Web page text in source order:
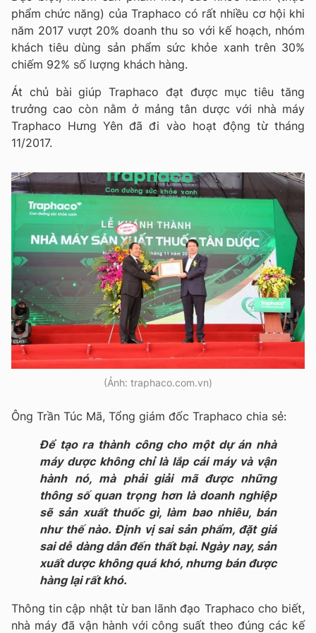
phẩm chức năng) của Traphaco có rất nhiều cơ hội khi
năm 2017 vượt 20% doanh thu so với kế hoạch, nhóm
khách tiêu dùng sản phẩm sức khỏe xanh trên 30%
chiếm 92% số lượng khách hàng.
Át chủ bài giúp Traphaco đạt được mục tiêu tăng
trưởng cao còn nằm ở mảng tân dược với nhà máy
Traphaco Hưng Yên đã đi vào hoạt động từ tháng
11/2017.
(Ảnh: traphaco.com.vn)
Ông Trần Túc Mã, Tổng giám đốc Traphaco chia sẻ:
Để tạo ra thành công cho một dự án nhà
máy dược không chỉ là lắp cái máy và vận
hành nó, mà phải giải mã được những
thông số quan trọng hơn là doanh nghiệp
sẽ sản xuất thuốc gì, làm bao nhiêu, bán
như thế nào. Định vị sai sản phẩm, đặt giá
sai dễ dàng dẫn đến thất bại. Ngày nay, sản
xuất dược không quá khó, nhưng bán được
hàng lại rất khó.
Thông tin cập nhật từ ban lãnh đạo Traphaco cho biết,
nhà máy đã vận hành với công suất theo đúng các kế